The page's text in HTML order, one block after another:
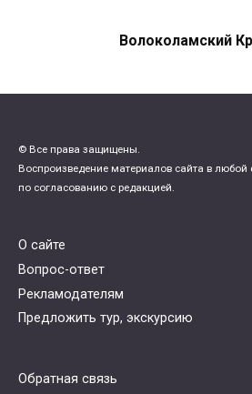
Волоколамский
© Все права защищены.
Воспроизведение материалов сайта в
по согласованию с редакцией.
О сайте
Вопрос-ответ
Рекламодателям
Предложить тур, экскурсию
Обратная связь